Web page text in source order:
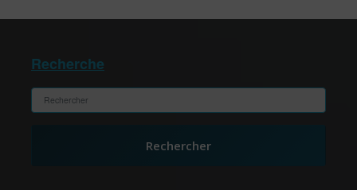
Recherche
Rechercher